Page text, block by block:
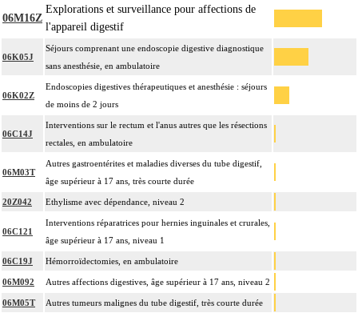
06M16Z
Explorations et surveillance pour affections de
l'appareil digestif
06K05J
Séjours comprenant une endoscopie digestive diagnostique
sans anesthésie, en ambulatoire
06K02Z
Endoscopies digestives thérapeutiques et anesthésie : séjours
de moins de 2 jours
06C14J
Interventions sur le rectum et l'anus autres que les résections
rectales, en ambulatoire
06M03T
Autres gastroentérites et maladies diverses du tube digestif,
âge supérieur à 17 ans, très courte durée
20Z042 Ethylisme avec dépendance, niveau 2
06C121
Interventions réparatrices pour hernies inguinales et crurales,
âge supérieur à 17 ans, niveau 1
06C19J Hémorroïdectomies, en ambulatoire
06M092 Autres affections digestives, âge supérieur à 17 ans, niveau 2
06M05T Autres tumeurs malignes du tube digestif, très courte durée